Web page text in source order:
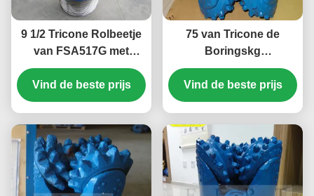
9 1/2 Tricone Rolbeetje
van FSA517G met
Verzegeld
Lager/Halsblok
Vind de beste prijs
75 van Tricone de
Boringskg
Hulpmiddelen van het
Rotsbeetje/Rots 9 1/2“
FSA517G voor
Vind de beste prijs